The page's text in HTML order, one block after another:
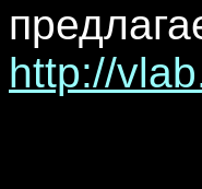
http://